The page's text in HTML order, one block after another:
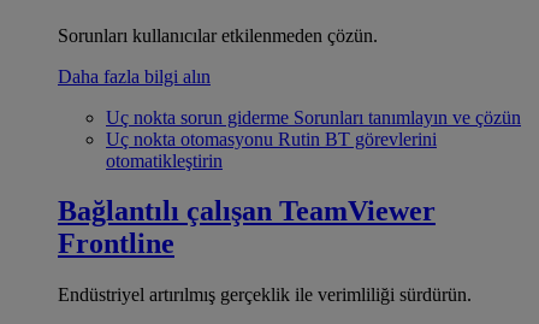
Sorunları kullanıcılar etkilenmeden çözün.
Daha fazla bilgi alın
Uç nokta sorun giderme Sorunları tanımlayın ve çözün
Uç nokta otomasyonu Rutin BT görevlerini
otomatikleştirin
Bağlantılı çalışan TeamViewer
Frontline
Endüstriyel artırılmış gerçeklik ile verimliliği sürdürün.